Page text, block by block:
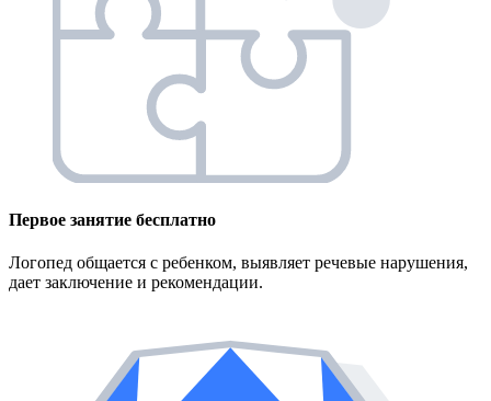
Первое занятие бесплатно
Логопед общается с ребенком, выявляет речевые нарушения,
дает заключение и рекомендации.